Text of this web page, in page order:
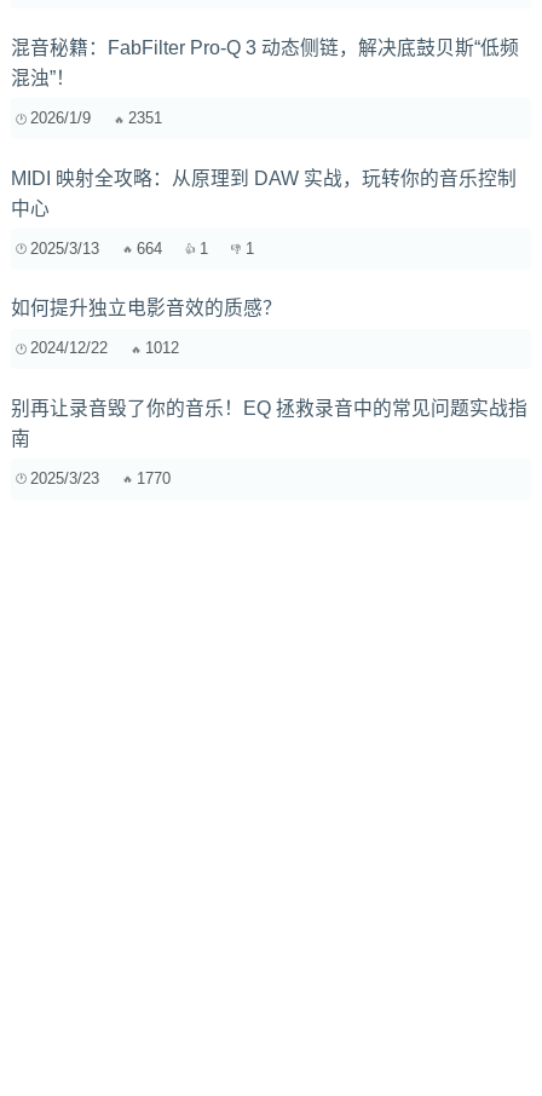
混音秘籍：FabFilter Pro-Q 3 动态侧链，解决底鼓贝斯“低频
混浊”！
2026/1/9 2351
MIDI 映射全攻略：从原理到 DAW 实战，玩转你的音乐控制
中心
2025/3/13 664 1 1
如何提升独立电影音效的质感？
2024/12/22 1012
别再让录音毁了你的音乐！EQ 拯救录音中的常见问题实战指
南
2025/3/23 1770